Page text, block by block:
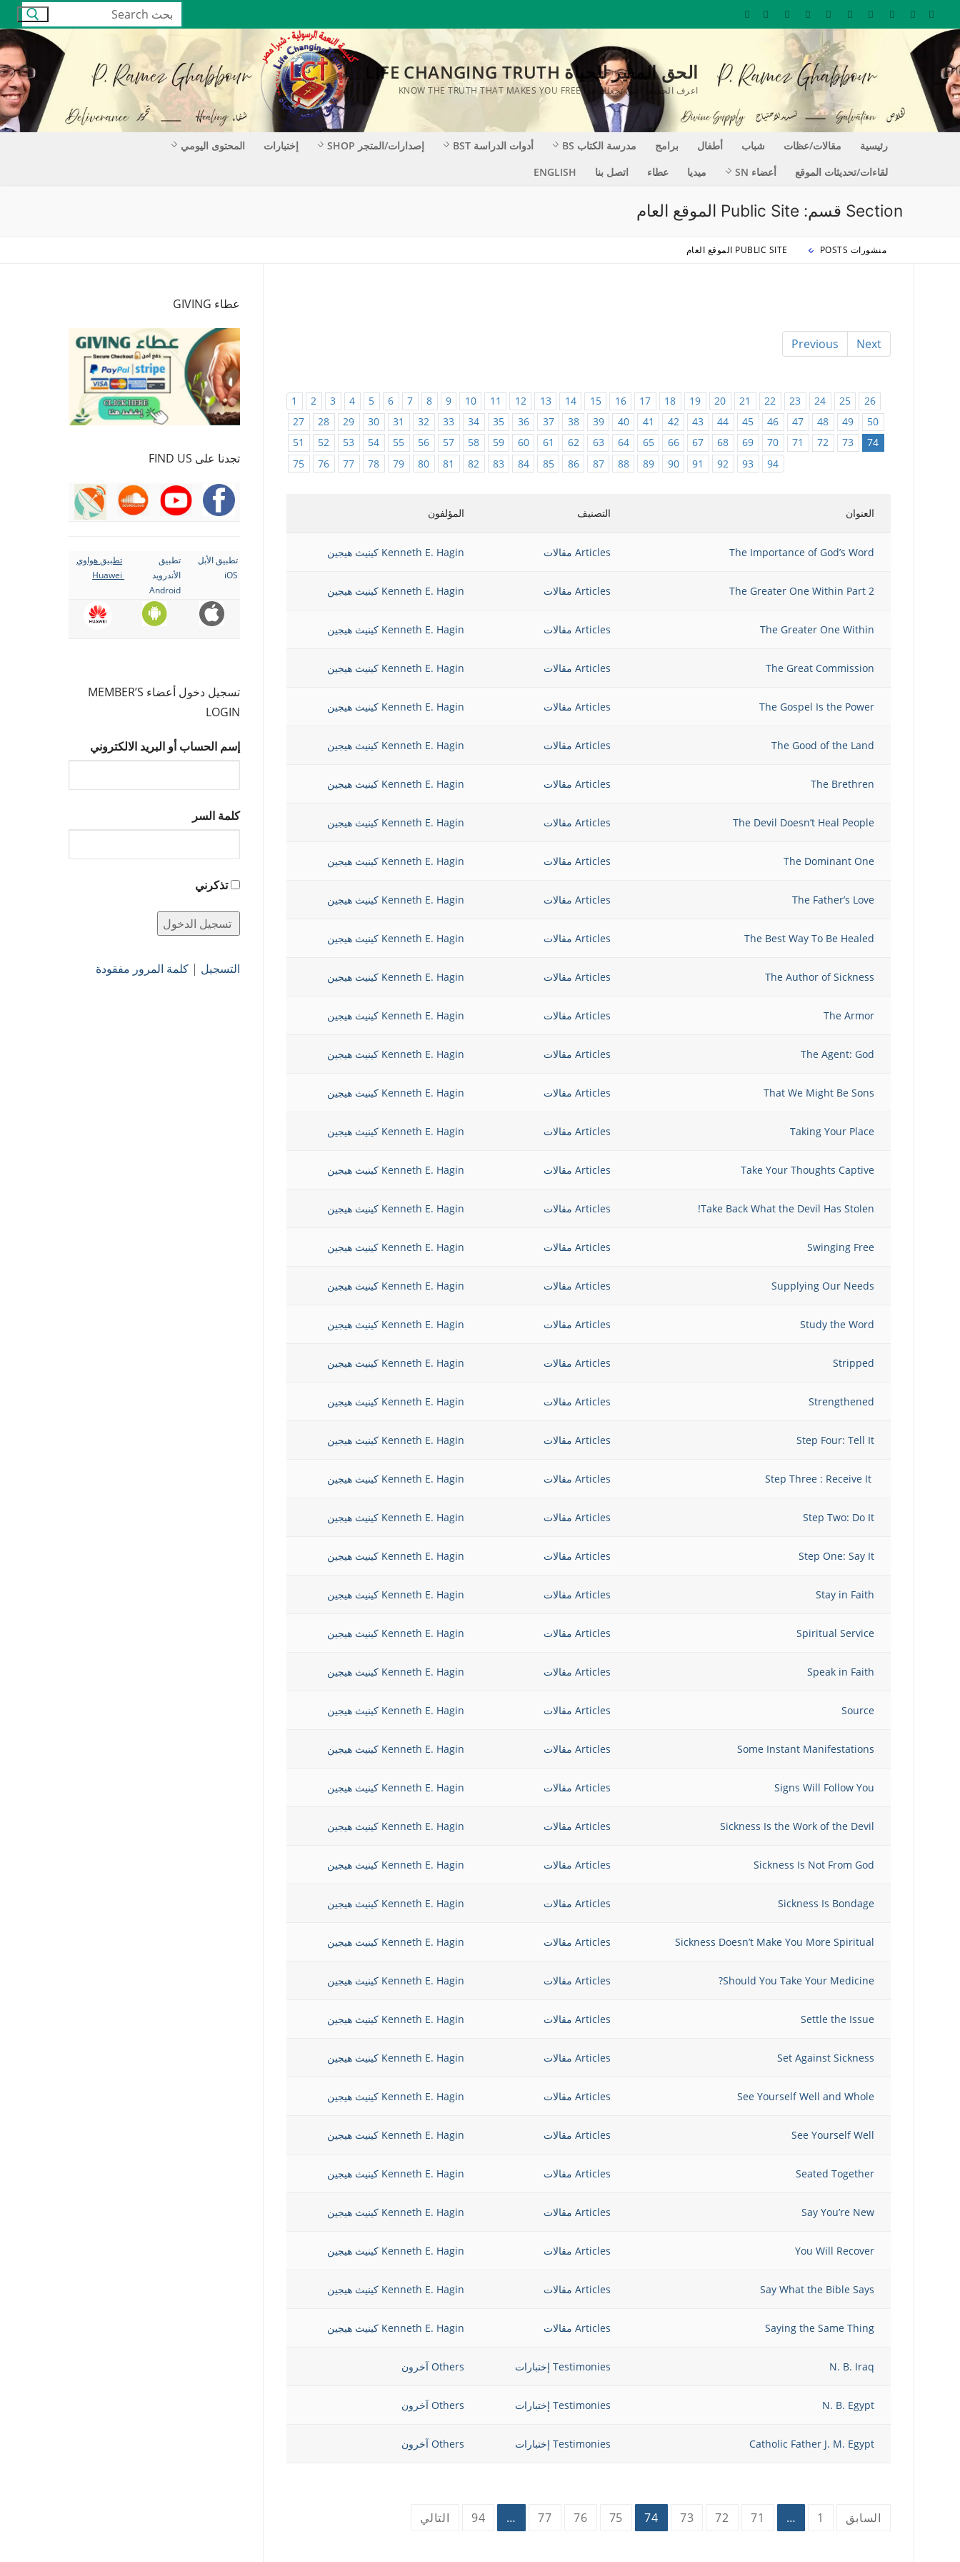
التجاوز
إلى
المحتوى
البحث
عن:
الحق المغير للحياة LIFE CHANGING TRUTH
اعرف الحقيقة التي تجعلك حراً KNOW THE TRUTH THAT MAKES YOU FREE
رئيسية مقالات/عظات شباب أطفال برامج مدرسة الكتاب BS أدوات الدراسة BST إصدارات/المتجر SHOP إختبارات
المحتوى اليومي
لقاءات/تحديثات الموقع
أعضاء SN ميديا عطاء اتصل بنا ENGLISH
Section قسم: Public Site الموقع العام
منشورات POSTS PUBLIC SITE الموقع العام
Previous Next
1 2 3 4 5 6 7 8 9 10 11 12 13 14 15 16 17 18 19 20 21 22 23 24 25
26
27
28 29 30 31 32 33 34 35 36 37 38 39 40 41 42 43 44 45 46 47 48 49
50
51
52 53 54 55 56 57 58 59 60 61 62 63 64 65 66 67 68 69 70 71 72 73
74
75
76 77 78 79 80 81 82 83 84 85 86 87 88 89 90 91 92 93 94
العنوان التصنيف المؤلفون
The Importance of God’s Word Articles مقالات Kenneth E. Hagin كينيث هيجين
The Greater One Within Part 2 Articles مقالات Kenneth E. Hagin كينيث هيجين
The Greater One Within Articles مقالات Kenneth E. Hagin كينيث هيجين
The Great Commission Articles مقالات Kenneth E. Hagin كينيث هيجين
The Gospel Is the Power Articles مقالات Kenneth E. Hagin كينيث هيجين
The Good of the Land Articles مقالات Kenneth E. Hagin كينيث هيجين
The Brethren Articles مقالات Kenneth E. Hagin كينيث هيجين
The Devil Doesn’t Heal People Articles مقالات Kenneth E. Hagin كينيث هيجين
The Dominant One Articles مقالات Kenneth E. Hagin كينيث هيجين
The Father’s Love Articles مقالات Kenneth E. Hagin كينيث هيجين
The Best Way To Be Healed Articles مقالات Kenneth E. Hagin كينيث هيجين
The Author of Sickness Articles مقالات Kenneth E. Hagin كينيث هيجين
The Armor Articles مقالات Kenneth E. Hagin كينيث هيجين
The Agent: God Articles مقالات Kenneth E. Hagin كينيث هيجين
That We Might Be Sons Articles مقالات Kenneth E. Hagin كينيث هيجين
Taking Your Place Articles مقالات Kenneth E. Hagin كينيث هيجين
Take Your Thoughts Captive Articles مقالات Kenneth E. Hagin كينيث هيجين
Take Back What the Devil Has Stolen! Articles مقالات Kenneth E. Hagin كينيث هيجين
Swinging Free Articles مقالات Kenneth E. Hagin كينيث هيجين
Supplying Our Needs Articles مقالات Kenneth E. Hagin كينيث هيجين
Study the Word Articles مقالات Kenneth E. Hagin كينيث هيجين
Stripped Articles مقالات Kenneth E. Hagin كينيث هيجين
Strengthened Articles مقالات Kenneth E. Hagin كينيث هيجين
Step Four: Tell It Articles مقالات Kenneth E. Hagin كينيث هيجين
Step Three : Receive It Articles مقالات Kenneth E. Hagin كينيث هيجين
Step Two: Do It Articles مقالات Kenneth E. Hagin كينيث هيجين
Step One: Say It Articles مقالات Kenneth E. Hagin كينيث هيجين
Stay in Faith Articles مقالات Kenneth E. Hagin كينيث هيجين
Spiritual Service Articles مقالات Kenneth E. Hagin كينيث هيجين
Speak in Faith Articles مقالات Kenneth E. Hagin كينيث هيجين
Source Articles مقالات Kenneth E. Hagin كينيث هيجين
Some Instant Manifestations Articles مقالات Kenneth E. Hagin كينيث هيجين
Signs Will Follow You Articles مقالات Kenneth E. Hagin كينيث هيجين
Sickness Is the Work of the Devil Articles مقالات Kenneth E. Hagin كينيث هيجين
Sickness Is Not From God Articles مقالات Kenneth E. Hagin كينيث هيجين
Sickness Is Bondage Articles مقالات Kenneth E. Hagin كينيث هيجين
Sickness Doesn’t Make You More Spiritual Articles مقالات Kenneth E. Hagin كينيث هيجين
Should You Take Your Medicine? Articles مقالات Kenneth E. Hagin كينيث هيجين
Settle the Issue Articles مقالات Kenneth E. Hagin كينيث هيجين
Set Against Sickness Articles مقالات Kenneth E. Hagin كينيث هيجين
See Yourself Well and Whole Articles مقالات Kenneth E. Hagin كينيث هيجين
See Yourself Well Articles مقالات Kenneth E. Hagin كينيث هيجين
Seated Together Articles مقالات Kenneth E. Hagin كينيث هيجين
Say You’re New Articles مقالات Kenneth E. Hagin كينيث هيجين
You Will Recover Articles مقالات Kenneth E. Hagin كينيث هيجين
Say What the Bible Says Articles مقالات Kenneth E. Hagin كينيث هيجين
Saying the Same Thing Articles مقالات Kenneth E. Hagin كينيث هيجين
N. B. Iraq Testimonies إختبارات Others آخرون
N. B. Egypt Testimonies إختبارات Others آخرون
Catholic Father J. M. Egypt Testimonies إختبارات Others آخرون
تعدد
السابق 1
…
71
72
73
74
75
76
77
…
94 التالي
عطاء GIVING
تجدنا على FIND US
تطبيق الأبل
iOS
تطبيق
الأندرويد
Android
تطبيق هواوي
تسجيل دخول أعضاء MEMBER’S
LOGIN
إسم الحساب أو البريد الالكتروني
كلمة السر
تذكرني
التسجيل | كلمة المرور مفقودة